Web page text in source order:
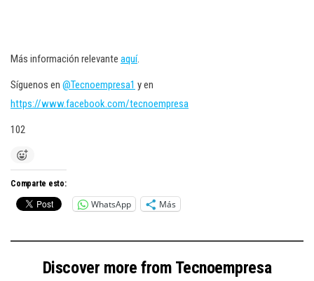
Más información relevante aquí.
Síguenos en @Tecnoempresa1 y en
https://www.facebook.com/tecnoempresa
102
Comparte esto:
WhatsApp Más
Discover more from Tecnoempresa